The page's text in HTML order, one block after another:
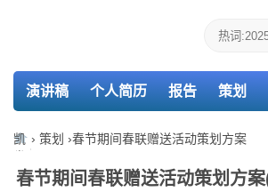
演讲稿 个人简历 报告 策划
检讨书 主持词
凯
娱
› 策划 ›春节期间春联赠送活动策划方案
春节期间春联赠送活动策划方